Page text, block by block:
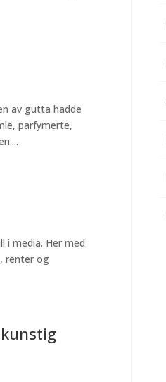
av gutta hadde
parfymerte,
i media. Her med
renter og